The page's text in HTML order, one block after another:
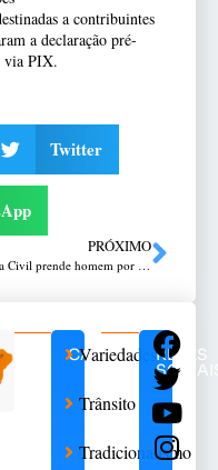
a contribuintes
a declaração pré-
via PIX.
Twitter
PRÓXIMO
Polícia Civil prende homem por furto de cabos em Passo Fundo
CATEGORIAS
Variedades
Trânsito
Tradicionalismo
REDES